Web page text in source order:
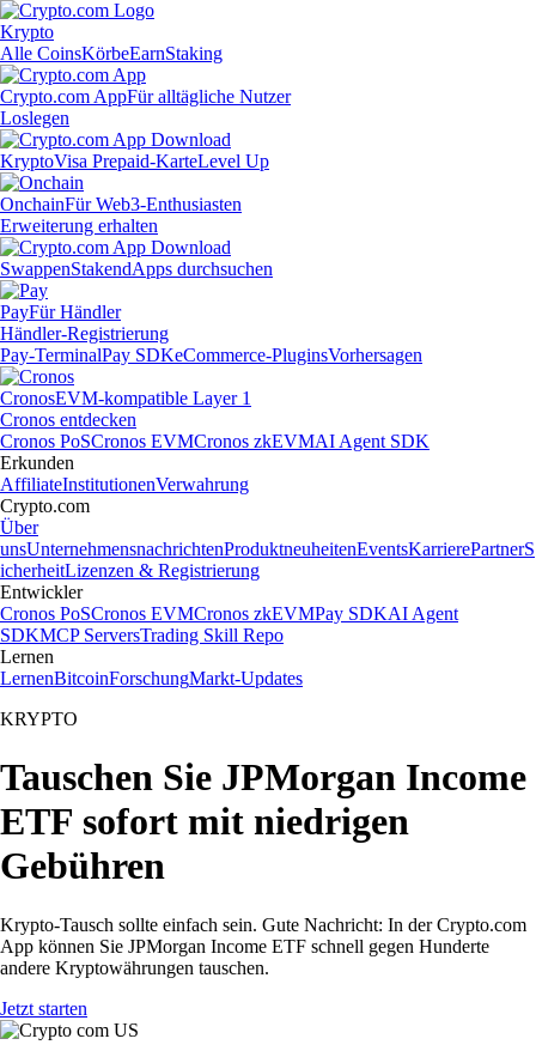
Krypto
Alle CoinsKörbeEarnStaking
Crypto.com AppFür alltägliche Nutzer
Loslegen
KryptoVisa Prepaid-KarteLevel Up
OnchainFür Web3-Enthusiasten
Erweiterung erhalten
SwappenStakendApps durchsuchen
PayFür Händler
Händler-Registrierung
Pay-TerminalPay SDKeCommerce-PluginsVorhersagen
CronosEVM-kompatible Layer 1
Cronos entdecken
Cronos PoSCronos EVMCronos zkEVMAI Agent SDK
Erkunden
AffiliateInstitutionenVerwahrung
Crypto.com
Über
unsUnternehmensnachrichtenProduktneuheitenEventsKarrierePartnerS
icherheitLizenzen & Registrierung
Entwickler
Cronos PoSCronos EVMCronos zkEVMPay SDKAI Agent
SDKMCP ServersTrading Skill Repo
Lernen
LernenBitcoinForschungMarkt-Updates
KRYPTO
Tauschen Sie JPMorgan Income
ETF sofort mit niedrigen
Gebühren
Krypto-Tausch sollte einfach sein. Gute Nachricht: In der Crypto.com
App können Sie JPMorgan Income ETF schnell gegen Hunderte
andere Kryptowährungen tauschen.
Jetzt starten